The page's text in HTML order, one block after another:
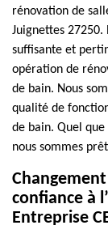
rénovation de
Juignettes 27250.
suffisante et
opération de
de bain. Nous
qualité de
de bain. Quel
nous sommes
confiance à
Entreprise